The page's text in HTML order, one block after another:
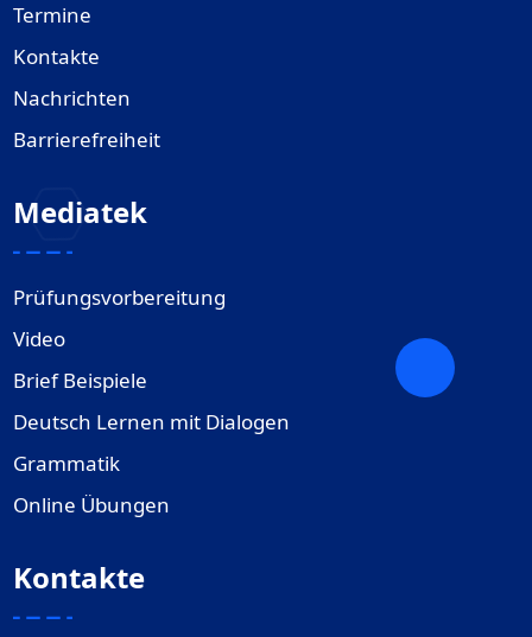
Termine
Kontakte
Nachrichten
Barrierefreiheit
Mediatek
Prüfungsvorbereitung
Video
Brief Beispiele
Deutsch Lernen mit Dialogen
Grammatik
Online Übungen
Kontakte